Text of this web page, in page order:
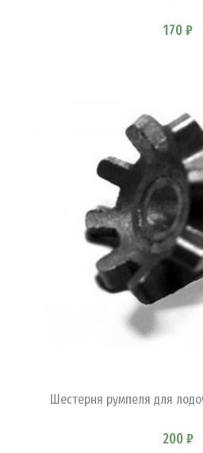
170 ₽
Шестерня румпеля для
200 ₽